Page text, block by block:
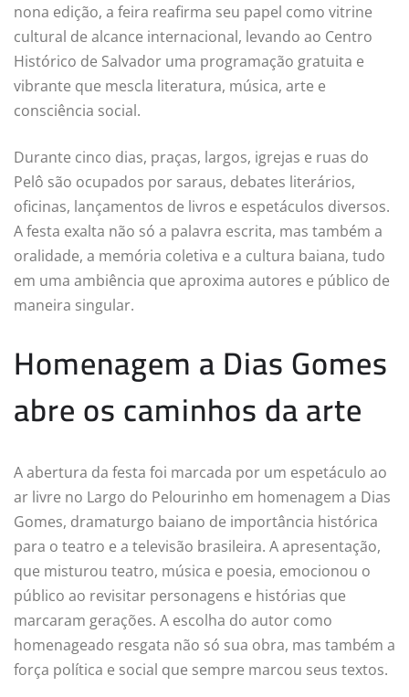
nona edição, a feira reafirma seu papel como vitrine
cultural de alcance internacional, levando ao Centro
Histórico de Salvador uma programação gratuita e
vibrante que mescla literatura, música, arte e
consciência social.
Durante cinco dias, praças, largos, igrejas e ruas do
Pelô são ocupados por saraus, debates literários,
oficinas, lançamentos de livros e espetáculos diversos.
A festa exalta não só a palavra escrita, mas também a
oralidade, a memória coletiva e a cultura baiana, tudo
em uma ambiência que aproxima autores e público de
maneira singular.
Homenagem a Dias Gomes
abre os caminhos da arte
A abertura da festa foi marcada por um espetáculo ao
ar livre no Largo do Pelourinho em homenagem a Dias
Gomes, dramaturgo baiano de importância histórica
para o teatro e a televisão brasileira. A apresentação,
que misturou teatro, música e poesia, emocionou o
público ao revisitar personagens e histórias que
marcaram gerações. A escolha do autor como
homenageado resgata não só sua obra, mas também a
força política e social que sempre marcou seus textos.